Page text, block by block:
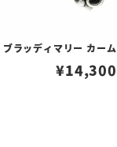
ブラッディマリー カー
¥14,300